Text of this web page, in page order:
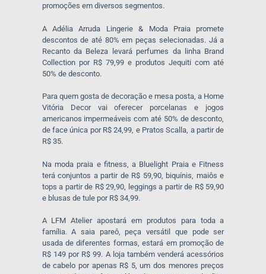
promoções em diversos segmentos.
A Adélia Arruda Lingerie & Moda Praia promete
descontos de até 80% em peças selecionadas. Já a
Recanto da Beleza levará perfumes da linha Brand
Collection por R$ 79,99 e produtos Jequiti com até
50% de desconto.
Para quem gosta de decoração e mesa posta, a Home
Vitória Decor vai oferecer porcelanas e jogos
americanos impermeáveis com até 50% de desconto,
de face única por R$ 24,99, e Pratos Scalla, a partir de
R$ 35.
Na moda praia e fitness, a Bluelight Praia e Fitness
terá conjuntos a partir de R$ 59,90, biquínis, maiôs e
tops a partir de R$ 29,90, leggings a partir de R$ 59,90
e blusas de tule por R$ 34,99.
A LFM Atelier apostará em produtos para toda a
família. A saia pareô, peça versátil que pode ser
usada de diferentes formas, estará em promoção de
R$ 149 por R$ 99. A loja também venderá acessórios
de cabelo por apenas R$ 5, um dos menores preços